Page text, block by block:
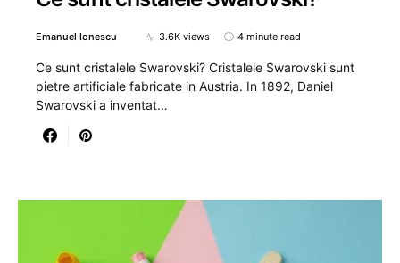
Emanuel Ionescu 3.6K views 4 minute read
Ce sunt cristalele Swarovski? Cristalele Swarovski sunt
pietre artificiale fabricate in Austria. In 1892, Daniel
Swarovski a inventat…